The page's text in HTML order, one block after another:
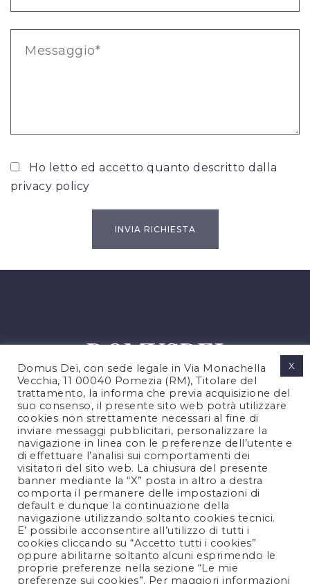
Ho letto ed accetto quanto descritto dalla
privacy policy
PRIVACY POLICY
COOKIES POLICY
NOTE LEGALI
CONTATTACI
FOLLOW US
Domus Dei, con sede legale in Via Monachella
Vecchia, 11 00040 Pomezia (RM), Titolare del
trattamento, la informa che previa acquisizione del
suo consenso, il presente sito web potrà utilizzare
cookies non strettamente necessari al fine di
inviare messaggi pubblicitari, personalizzare la
navigazione in linea con le preferenze dell’utente e
di effettuare l’analisi sui comportamenti dei
visitatori del sito web. La chiusura del presente
banner mediante la “X” posta in altro a destra
comporta il permanere delle impostazioni di
default e dunque la continuazione della
navigazione utilizzando soltanto cookies tecnici.
E’ possibile acconsentire all’utilizzo di tutti i
cookies cliccando su “Accetto tutti i cookies”
oppure abilitarne soltanto alcuni esprimendo le
proprie preferenze nella sezione “Le mie
preferenze sui cookies”. Per maggiori informazioni
X